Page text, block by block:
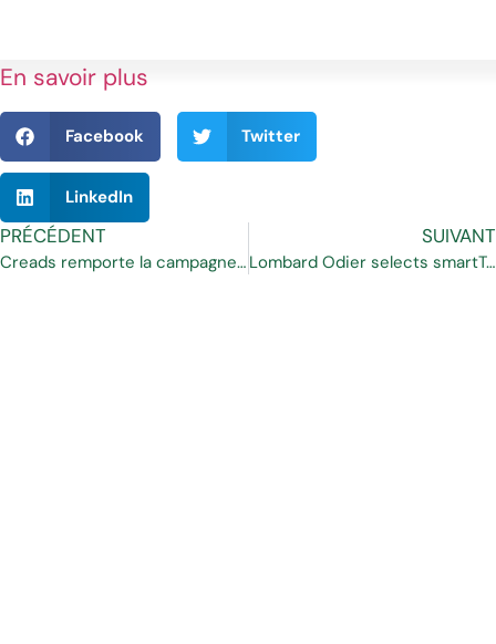
En savoir plus
Facebook Twitter
LinkedIn
PRÉCÉDENT
Creads remporte la campagne Loto Foot
SUIVANT
Lombard Odier selects smartTrade to enhance FX capabilities for clients